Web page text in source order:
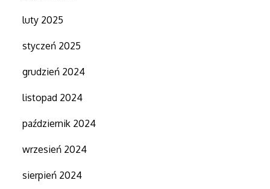
luty 2025
styczeń 2025
grudzień 2024
listopad 2024
październik 2024
wrzesień 2024
sierpień 2024